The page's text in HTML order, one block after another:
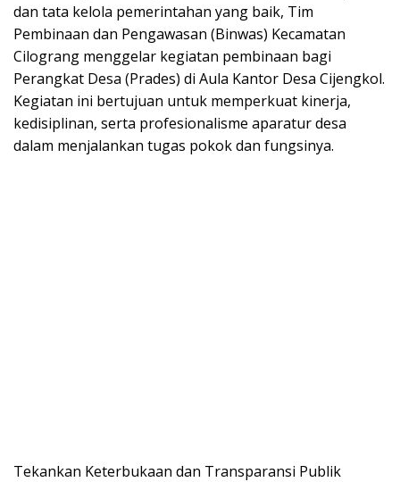
dan tata kelola pemerintahan yang baik, Tim
Pembinaan dan Pengawasan (Binwas) Kecamatan
Cilograng menggelar kegiatan pembinaan bagi
Perangkat Desa (Prades) di Aula Kantor Desa Cijengkol.
Kegiatan ini bertujuan untuk memperkuat kinerja,
kedisiplinan, serta profesionalisme aparatur desa
dalam menjalankan tugas pokok dan fungsinya.
Tekankan Keterbukaan dan Transparansi Publik